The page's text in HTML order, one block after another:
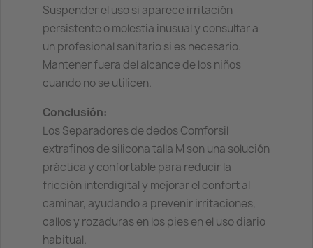
Suspender el uso si aparece irritación
persistente o molestia inusual y consultar a
un profesional sanitario si es necesario.
Mantener fuera del alcance de los niños
cuando no se utilicen.
Conclusión:
Los Separadores de dedos Comforsil
extrafinos de silicona talla M son una solución
práctica y confortable para reducir la
fricción interdigital y mejorar el confort al
caminar, ayudando a prevenir irritaciones,
callos y rozaduras en los pies en el uso diario
habitual.